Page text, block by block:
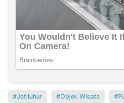
Jatiluhur Objek Wisata